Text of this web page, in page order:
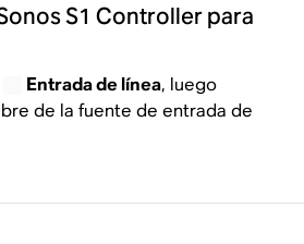
S1 Controller para
Entrada de línea, luego
de la fuente de entrada de